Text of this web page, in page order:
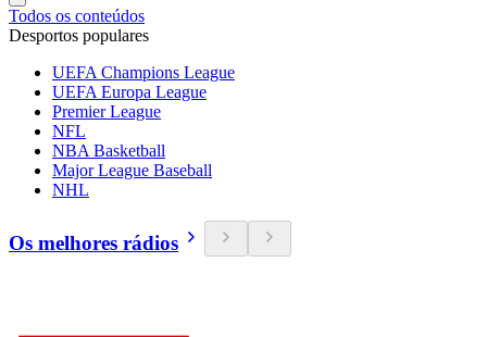
Todos os conteúdos
Desportos populares
UEFA Champions League
UEFA Europa League
Premier League
NFL
NBA Basketball
Major League Baseball
NHL
Os melhores rádios